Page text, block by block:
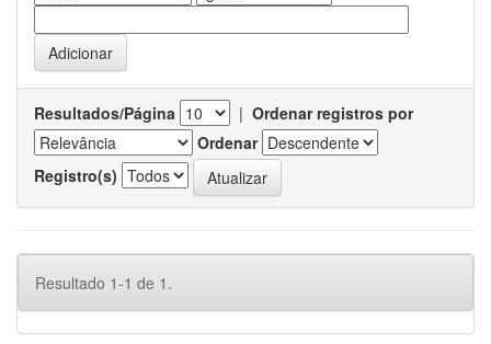
Resultados/Página | Ordenar registros por
Ordenar
Registro(s)
Resultado 1-1 de 1.